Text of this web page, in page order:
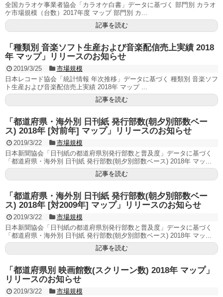
全国カラオケ事業者協会「カラオケ白書」データに基づく 部門別 カラオ
ケ市場規模（台数）2017年度 マップ 部門別 カ...
記事を読む
「種類別 音楽ソフト生産および音楽配信売上実績 2018
年 マップ」リリースのお知らせ
2019/3/25
市場規模
日本レコード協会「統計情報 年次推移」データに基づく 種類別 音楽ソフ
ト生産および音楽配信売上実績 2018年 マップ ...
記事を読む
「都道府県・海外別 日刊紙 発行部数(朝夕別部数ベー
ス) 2018年 [対前年] マップ」リリースのお知らせ
2019/3/22
市場規模
日本新聞協会「日刊紙の都道府県別発行部数と普及度」データに基づく
「都道府県・海外別 日刊紙 発行部数(朝夕別部数ベース) 2018年 マッ...
記事を読む
「都道府県・海外別 日刊紙 発行部数(朝夕別部数ベー
ス) 2018年 [対2009年] マップ」リリースのお知らせ
2019/3/22
市場規模
日本新聞協会「日刊紙の都道府県別発行部数と普及度」データに基づく
「都道府県・海外別 日刊紙 発行部数(朝夕別部数ベース) 2018年 マッ...
記事を読む
「都道府県別 映画館数(スクリーン数) 2018年 マップ」
リリースのお知らせ
2019/3/22
市場規模